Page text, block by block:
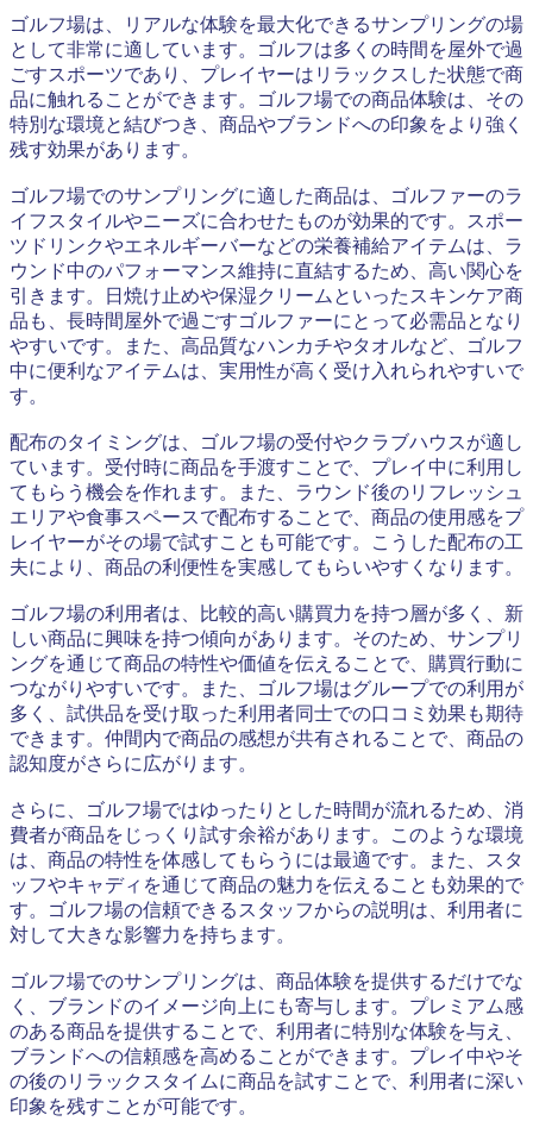
ゴルフ場は、リアルな体験を最大化できるサンプリングの場
として非常に適しています。ゴルフは多くの時間を屋外で過
ごすスポーツであり、プレイヤーはリラックスした状態で商
品に触れることができます。ゴルフ場での商品体験は、その
特別な環境と結びつき、商品やブランドへの印象をより強く
残す効果があります。
ゴルフ場でのサンプリングに適した商品は、ゴルファーのラ
イフスタイルやニーズに合わせたものが効果的です。スポー
ツドリンクやエネルギーバーなどの栄養補給アイテムは、ラ
ウンド中のパフォーマンス維持に直結するため、高い関心を
引きます。日焼け止めや保湿クリームといったスキンケア商
品も、長時間屋外で過ごすゴルファーにとって必需品となり
やすいです。また、高品質なハンカチやタオルなど、ゴルフ
中に便利なアイテムは、実用性が高く受け入れられやすいで
す。
配布のタイミングは、ゴルフ場の受付やクラブハウスが適し
ています。受付時に商品を手渡すことで、プレイ中に利用し
てもらう機会を作れます。また、ラウンド後のリフレッシュ
エリアや食事スペースで配布することで、商品の使用感をプ
レイヤーがその場で試すことも可能です。こうした配布の工
夫により、商品の利便性を実感してもらいやすくなります。
ゴルフ場の利用者は、比較的高い購買力を持つ層が多く、新
しい商品に興味を持つ傾向があります。そのため、サンプリ
ングを通じて商品の特性や価値を伝えることで、購買行動に
つながりやすいです。また、ゴルフ場はグループでの利用が
多く、試供品を受け取った利用者同士での口コミ効果も期待
できます。仲間内で商品の感想が共有されることで、商品の
認知度がさらに広がります。
さらに、ゴルフ場ではゆったりとした時間が流れるため、消
費者が商品をじっくり試す余裕があります。このような環境
は、商品の特性を体感してもらうには最適です。また、スタ
ッフやキャディを通じて商品の魅力を伝えることも効果的で
す。ゴルフ場の信頼できるスタッフからの説明は、利用者に
対して大きな影響力を持ちます。
ゴルフ場でのサンプリングは、商品体験を提供するだけでな
く、ブランドのイメージ向上にも寄与します。プレミアム感
のある商品を提供することで、利用者に特別な体験を与え、
ブランドへの信頼感を高めることができます。プレイ中やそ
の後のリラックスタイムに商品を試すことで、利用者に深い
印象を残すことが可能です。